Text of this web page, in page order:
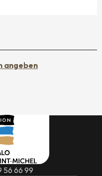
angeben
56 66 99